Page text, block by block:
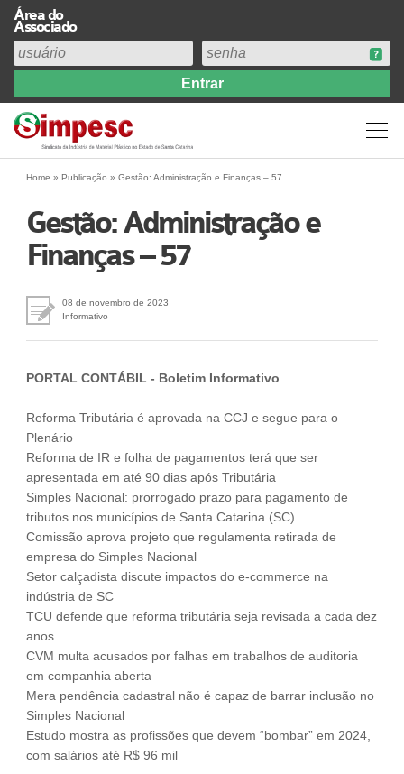
Área do
Associado
Institucional
Perfil
Diretoria
Abrangência
Contribuição Sindical 2026
Prestação de Contas
Central de Comunicação
Fale Conosco
NOSSAS ASSOCIADAS
SEJA UM ASSOCIADO
VAGAS
Home » Publicação » Gestão: Administração e Finanças – 57
Gestão: Administração e
Finanças – 57
08 de novembro de 2023
Informativo
PORTAL CONTÁBIL - Boletim Informativo
Reforma Tributária é aprovada na CCJ e segue para o
Plenário
Reforma de IR e folha de pagamentos terá que ser
apresentada em até 90 dias após Tributária
Simples Nacional: prorrogado prazo para pagamento de
tributos nos municípios de Santa Catarina (SC)
Comissão aprova projeto que regulamenta retirada de
empresa do Simples Nacional
Setor calçadista discute impactos do e-commerce na
indústria de SC
TCU defende que reforma tributária seja revisada a cada dez
anos
CVM multa acusados por falhas em trabalhos de auditoria
em companhia aberta
Mera pendência cadastral não é capaz de barrar inclusão no
Simples Nacional
Estudo mostra as profissões que devem “bombar” em 2024,
com salários até R$ 96 mil